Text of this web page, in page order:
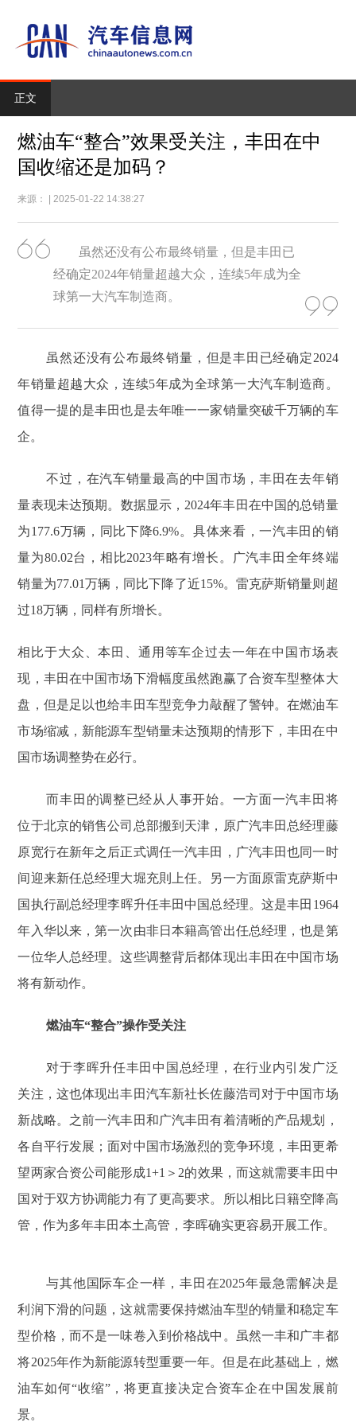
正文
燃油车“整合”效果受关注，丰田在中
国收缩还是加码？
来源： | 2025-01-22 14:38:27
虽然还没有公布最终销量，但是丰田已
经确定2024年销量超越大众，连续5年成为全
球第一大汽车制造商。
虽然还没有公布最终销量，但是丰田已经确定2024
年销量超越大众，连续5年成为全球第一大汽车制造商。
值得一提的是丰田也是去年唯一一家销量突破千万辆的车
企。
不过，在汽车销量最高的中国市场，丰田在去年销
量表现未达预期。数据显示，‌2024年丰田在中国的总销量
为177.6万辆，同比下降6.9%‌‌。具体来看，一汽丰田的销
量为80.02台，相比2023年略有增长‌。广汽丰田全年终端
销量为77.01万辆‌，同比下降了近15%。雷克萨斯销量则超
过18万辆，同样有所增长。
相比于大众、本田、通用等车企过去一年在中国市场表
现，丰田在中国市场下滑幅度虽然跑赢了合资车型整体大
盘，但是足以也给丰田车型竞争力敲醒了警钟。在燃油车
市场缩减，新能源车型销量未达预期的情形下，丰田在中
国市场调整势在必行。
而丰田的调整已经从人事开始。一方面一汽丰田将
位于北京的销售公司总部搬到天津，原广汽丰田总经理藤
原宽行在新年之后正式调任一汽丰田，广汽丰田也同一时
间迎来新任总经理大堀充則上任。另一方面原雷克萨斯中
国执行副总经理李晖升任丰田中国总经理。这是丰田1964
年入华以来，第一次由非日本籍高管出任总经理，也是第
一位华人总经理。这些调整背后都体现出丰田在中国市场
将有新动作。
燃油车“整合”操作受关注
对于李晖升任丰田中国总经理，在行业内引发广泛
关注，这也体现出丰田汽车新社长佐藤浩司对于中国市场
新战略。之前一汽丰田和广汽丰田有着清晰的产品规划，
各自平行发展；面对中国市场激烈的竞争环境，丰田更希
望两家合资公司能形成1+1＞2的效果，而这就需要丰田中
国对于双方协调能力有了更高要求。所以相比日籍空降高
管，作为多年丰田本土高管，李晖确实更容易开展工作。
与其他国际车企一样，丰田在2025年最急需解决是
利润下滑的问题，这就需要保持燃油车型的销量和稳定车
型价格，而不是一味卷入到价格战中。虽然一丰和广丰都
将2025年作为新能源转型重要一年。但是在此基础上，燃
油车如何“收缩”，将更直接决定合资车企在中国发展前
景。